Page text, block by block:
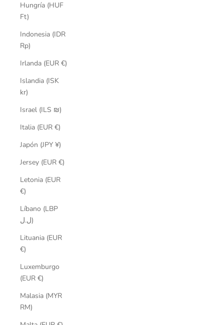
Hungría (HUF
Ft)
Indonesia (IDR
Rp)
Irlanda (EUR €)
Islandia (ISK
kr)
Israel (ILS ₪)
Italia (EUR €)
Japón (JPY ¥)
Jersey (EUR €)
Letonia (EUR
€)
Líbano (LBP
ل.ل)
Lituania (EUR
€)
Luxemburgo
(EUR €)
Malasia (MYR
RM)